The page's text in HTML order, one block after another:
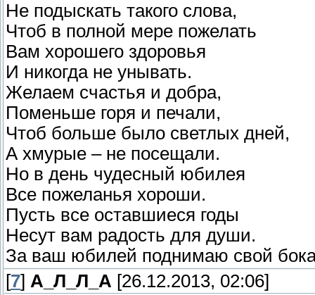
Не подыскать такого слова,
Чтоб в полной мере пожелать
Вам хорошего здоровья
И никогда не унывать.
Желаем счастья и добра,
Поменьше горя и печали,
Чтоб больше было светлых дней,
А хмурые – не посещали.
Но в день чудесный юбилея
Все пожеланья хороши.
Пусть все оставшиеся годы
Несут вам радость для души.
За ваш юбилей поднимаю свой
[7] А_Л_Л_А [26.12.2013, 02:06]